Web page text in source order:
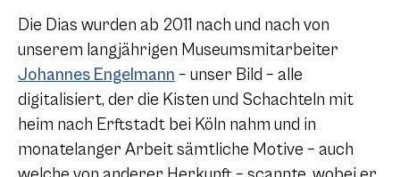
Die Dias wurden ab 2011 nach und nach von
unserem langjährigen Museumsmitarbeiter
Johannes Engelmann – unser Bild – alle
digitalisiert, der die Kisten und Schachteln mit
heim nach Erftstadt bei Köln nahm und in
monatelanger Arbeit sämtliche Motive – auch